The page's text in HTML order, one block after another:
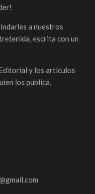
a nuestros
escrita con un
y los artículos
los publica.